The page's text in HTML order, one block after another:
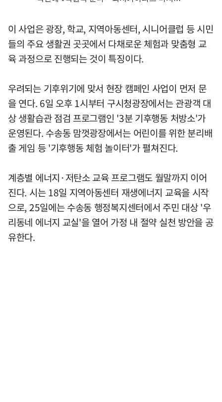
이 사업은 광장, 학교, 지역아동센터, 시니어클럽 등 시민
들의 주요 생활권 곳곳에서 다채로운 체험과 맞춤형 교
육 과정으로 진행되는 것이 특징이다.
우려되는 기후위기에 맞서 현장 캠페인 사업이 먼저 문
을 연다. 6일 오후 1시부터 구시청광장에서는 관광객 대
상 생활습관 점검 프로그램인 '3분 기후행동 처방소'가
운영된다. 수송동 맘껏광장에서는 어린이를 위한 분리배
출 게임 등 '기후행동 체험 놀이터'가 펼쳐진다.
계층별 에너지·저탄소 교육 프로그램도 월말까지 이어
진다. 시는 18일 지역아동센터 재생에너지 교육을 시작
으로, 25일에는 수송동 행정복지센터에서 주민 대상 '우
리동네 에너지 교실'을 열어 가정 내 절약 실천 방안을 공
유한다.